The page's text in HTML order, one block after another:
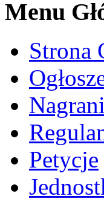
Menu
Strona
Petycje